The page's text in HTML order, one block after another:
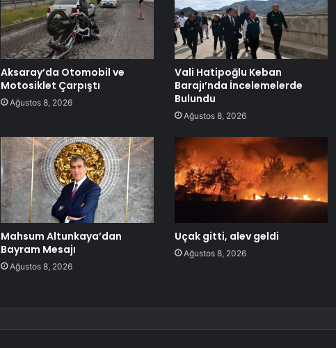
Aksaray’da Otomobil ve
Motosiklet Çarpıştı
Ağustos 8, 2026
Vali Hatipoğlu Keban
Barajı’nda İncelemelerde
Bulundu
Ağustos 8, 2026
Mahsum Altunkaya’dan
Bayram Mesajı
Ağustos 8, 2026
Uçak gitti, alev geldi
Ağustos 8, 2026